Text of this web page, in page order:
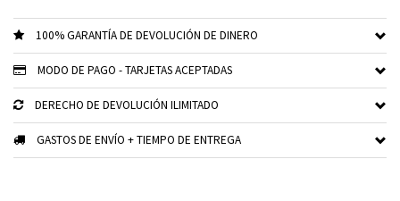
100% GARANTÍA DE DEVOLUCIÓN DE DINERO
MODO DE PAGO - TARJETAS ACEPTADAS
DERECHO DE DEVOLUCIÓN ILIMITADO
GASTOS DE ENVÍO + TIEMPO DE ENTREGA